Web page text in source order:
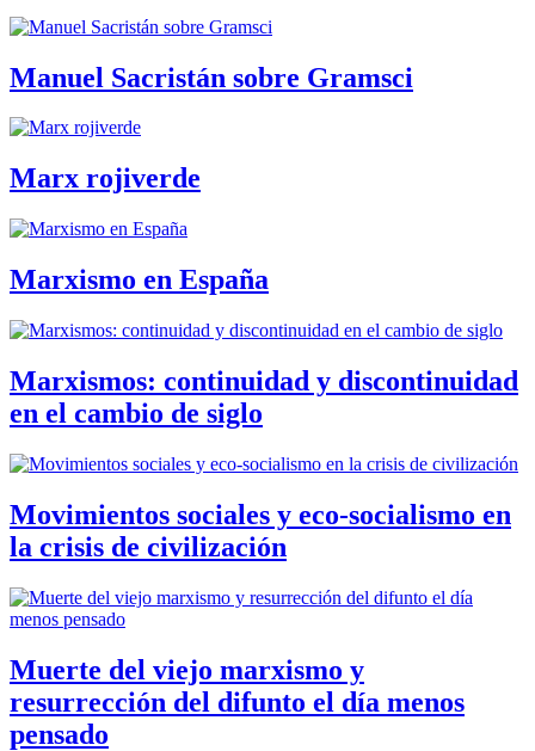
Manuel Sacristán sobre Gramsci
Marx rojiverde
Marxismo en España
Marxismos: continuidad y discontinuidad
en el cambio de siglo
Movimientos sociales y eco-socialismo en
la crisis de civilización
Muerte del viejo marxismo y
resurrección del difunto el día menos
pensado